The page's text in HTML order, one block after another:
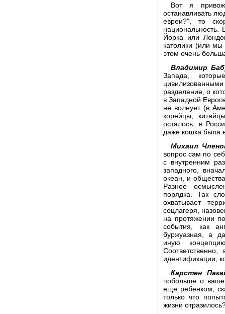
Вот я
останавливать
евреи?", то
Йорка или
католики (или
этом очень
Владимир
Запада,
разделение, о
в Западной
не волнует (в
корейцы,
осталось, в
даже кошка была
Михаил
вопрос сам по
с внутренним
западного,
океан, и
Разное
порядка. Так
охватывает
соцлагеря,
на протяжении
события, как
буржуазная, а
иную
идентификации,
Карстен
побольше о
еще ребенком,
только что
жизни